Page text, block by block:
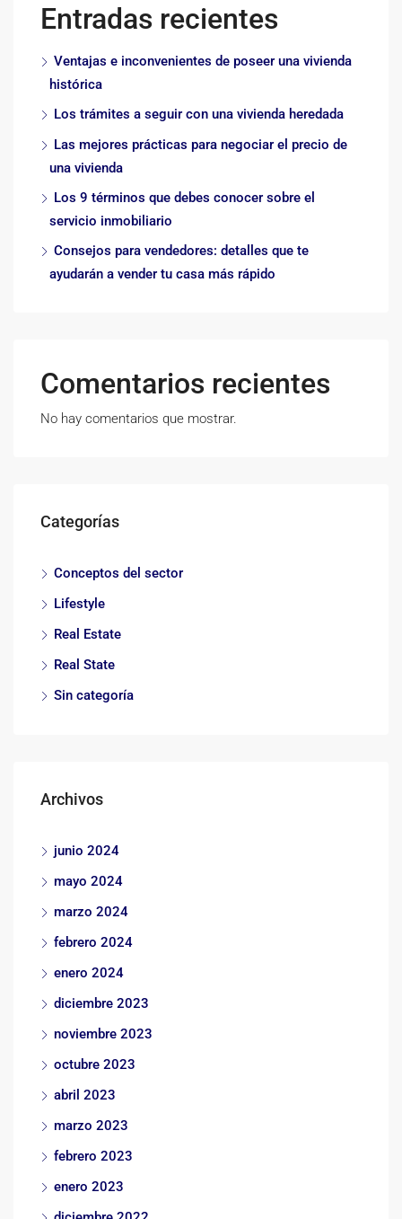
Entradas recientes
Ventajas e inconvenientes de poseer una vivienda
histórica
Los trámites a seguir con una vivienda heredada
Las mejores prácticas para negociar el precio de
una vivienda
Los 9 términos que debes conocer sobre el
servicio inmobiliario
Consejos para vendedores: detalles que te
ayudarán a vender tu casa más rápido
Comentarios recientes
No hay comentarios que mostrar.
Categorías
Conceptos del sector
Lifestyle
Real Estate
Real State
Sin categoría
Archivos
junio 2024
mayo 2024
marzo 2024
febrero 2024
enero 2024
diciembre 2023
noviembre 2023
octubre 2023
abril 2023
marzo 2023
febrero 2023
enero 2023